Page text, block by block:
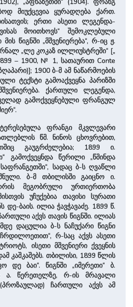
მიუქცევია ყურადღება ქართ.
ერთი ასეთი ლეგენდა-
მოითხოვს“ შემოკლებული
წიგნში „მშვენიერება“, რ-იც ჟ.
„ლე კოკაზ ილლიუსტრეში“ [„
– 1900, № 1, სათაურით Conte
1900 ბ-მ ამ ნაწარმოების
ტექსტი გამოაქვეყნა პარიზში
ქართული ლეგენდა,
გამოქვეყნებული ფრანგულ
ფრანგი მკვლევარი
წმ. ნინოს ცხოვრებით,
გაუგრძელებია; 1899 ი.
გამოქვეყნდა წერილი „წმინდა
საფრანგეთში“, სადაც ბ-ს ღვაწლი
ბ-მ თბილისში გაიცნო ი.
მეგობრული ურთიერთობა
უჩუქებია თავისი სურათი
ბაის. ილია ჭავჭავაძე. 1899 წ.
აქვს თავის წიგნში. ილიას
დაცულია ბ-ს ნაჩუქარი წიგნი
ჩრდილოეთით“, რ-საც აქვს ასეთი
ისეთი მშვენიერი ქვეყნის
კაშკაშებს. თბილისი, 1899 წლის
დე ბაი“. წიგნში „იმერეთი“ ბ.
ა. წერეთელზე, რ-ის მრავალი
ჩართული აქვს ამ